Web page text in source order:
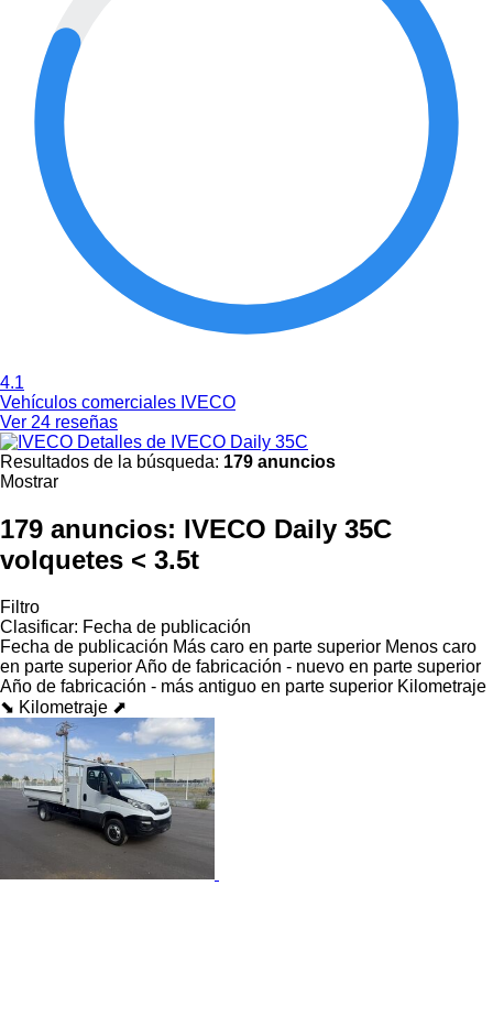
4.1
Vehículos comerciales IVECO
Ver 24 reseñas
Detalles de IVECO Daily 35C
Resultados de la búsqueda: 179 anuncios
Mostrar
179 anuncios: IVECO Daily 35C
volquetes < 3.5t
Filtro
Clasificar: Fecha de publicación
Fecha de publicación Más caro en parte superior Menos caro
en parte superiorAño de fabricación - nuevo en parte superior
Año de fabricación - más antiguo en parte superior Kilometraje
⬊ Kilometraje ⬈